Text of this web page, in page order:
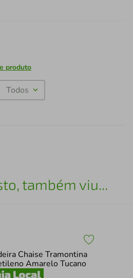
produto
Todos
também viu...